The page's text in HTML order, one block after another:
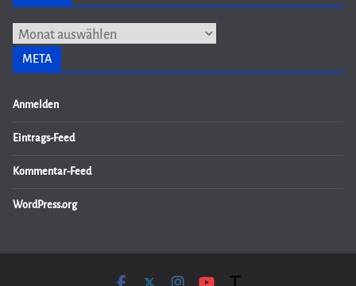
Archiv
META
Anmelden
Eintrags-Feed
Kommentar-Feed
WordPress.org